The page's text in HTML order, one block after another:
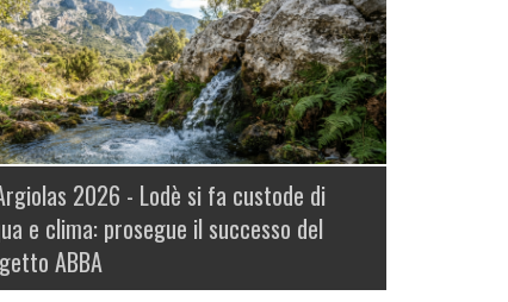
2026 - Lodè si fa custode di
e clima: prosegue il successo del
ABBA